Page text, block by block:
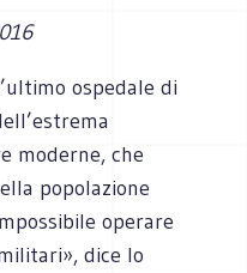
ospedale di
moderne, che
popolazione
operare
dice lo